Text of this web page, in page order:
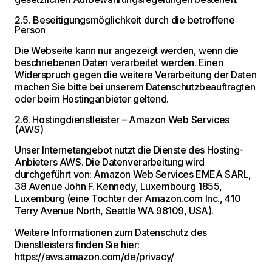
2.5. Beseitigungsmöglichkeit durch die betroffene
Person
Die Webseite kann nur angezeigt werden, wenn die
beschriebenen Daten verarbeitet werden. Einen
Widerspruch gegen die weitere Verarbeitung der Daten
machen Sie bitte bei unserem Datenschutzbeauftragten
oder beim Hostinganbieter geltend.
2.6. Hostingdienstleister – Amazon Web Services
(AWS)
Unser Internetangebot nutzt die Dienste des Hosting-
Anbieters AWS. Die Datenverarbeitung wird
durchgeführt von: Amazon Web Services EMEA SARL,
38 Avenue John F. Kennedy, Luxembourg 1855,
Luxemburg (eine Tochter der Amazon.com Inc., 410
Terry Avenue North, Seattle WA 98109, USA).
Weitere Informationen zum Datenschutz des
Dienstleisters finden Sie hier:
https://aws.amazon.com/de/privacy/